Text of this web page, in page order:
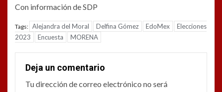
Con información de SDP
Tags: Alejandra del Moral Delfina Gómez EdoMex
Elecciones
2023
Encuesta MORENA
Deja un comentario
Tu dirección de correo electrónico no será